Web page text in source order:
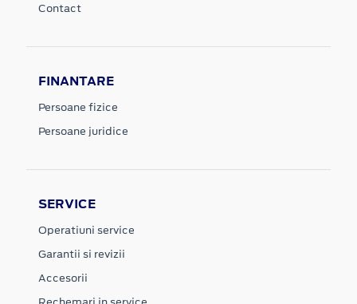
Contact
FINANTARE
Persoane fizice
Persoane juridice
SERVICE
Operatiuni service
Garantii si revizii
Accesorii